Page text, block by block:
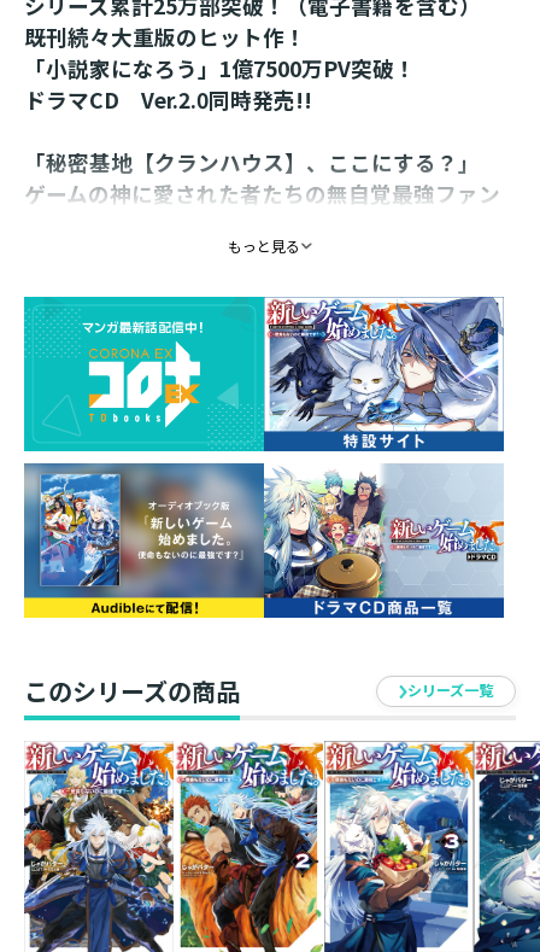
既刊続々大重版のヒット作！
「小説家になろう」1億7500万PV突破！
ドラマCD Ver.2.0同時発売!!
「秘密基地【クランハウス】、ここにする？」
ゲームの神に愛された者たちの無自覚最強ファン
書き下ろし番外編収録！
【あらすじ】
VRMMO異世界を気ままに遊ぶホムラは、クラン・
Zodiacのメンツとともにクランハウスを建てる場所を探
しに。獣の封印の緩みや友人【ガラハド】もいる帝国の
動向などきな臭い話も気になりつつ、好きに選べる土
地、家、間取りに夢は膨らむ。さらに金竜パルティンと
約束したミスティフ（絶滅しかけ）の住処を兼ねた我が
家も手に入れた。ほくほくしていると……しばらく連絡
がなかったガラハドたちからSOSが！？ 祖国の追手か
ら逃れる中で仲間【カミラ】が病にかかり、命が危ない
らしい。救うためには火華果山【かかかざん】に生る実
世界【ゲーム】を楽しめ！ ゲームの神に愛された者た
ちの無自覚最強ファンタジー第７弾！
著者について
●じゃがバター
七巻、パンツ回でございます。
衝撃のイラストをご堪能あれ！
塩部様にはこんな絵を描かせてすまない……
恨むならファルにしといてください。
もっと見る
このシリーズの商品 シリーズ一覧